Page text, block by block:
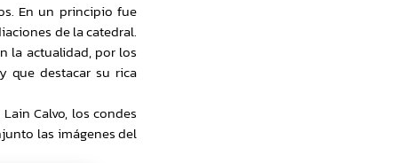
En un principio fue
de la catedral.
la actualidad, por los
que destacar su rica
Calvo, los condes
las imágenes del